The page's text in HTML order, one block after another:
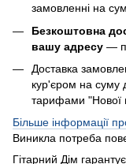
замовленні на
Безкоштовна
вашу адресу —
Доставка
кур'єром на суму
тарифами "Нової
Більше інформації
Виникла потреба
Гітарний Дім